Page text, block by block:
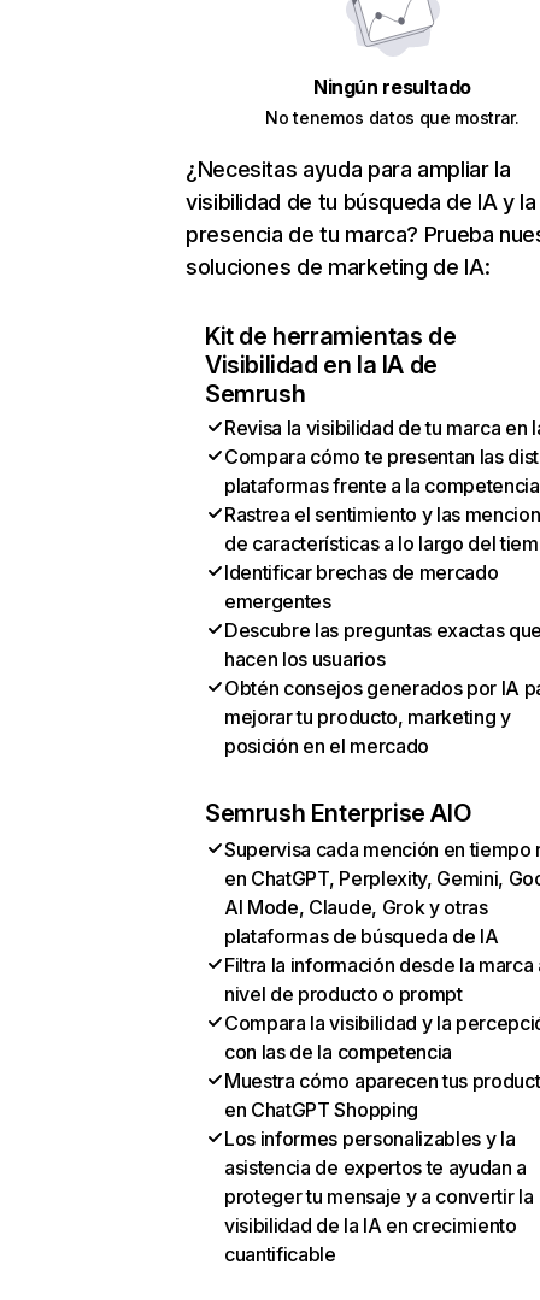
Ningún resultado
No tenemos datos que mostrar.
¿Necesitas ayuda para ampliar la
visibilidad de tu búsqueda de IA y la
presencia de tu marca? Prueba
soluciones de marketing de IA:
Kit de herramientas de
Visibilidad en la IA de
Semrush
Revisa la visibilidad de tu marca en
Compara cómo te presentan las
plataformas frente a la competencia
Rastrea el sentimiento y las
de características a lo largo del
Identificar brechas de mercado
emergentes
Descubre las preguntas exactas
hacen los usuarios
Obtén consejos generados por IA
mejorar tu producto, marketing y
posición en el mercado
Semrush Enterprise AIO
Supervisa cada mención en tiempo
en ChatGPT, Perplexity, Gemini,
AI Mode, Claude, Grok y otras
plataformas de búsqueda de IA
Filtra la información desde la marca
nivel de producto o prompt
Compara la visibilidad y la
con las de la competencia
Muestra cómo aparecen tus
en ChatGPT Shopping
Los informes personalizables y la
asistencia de expertos te ayudan a
proteger tu mensaje y a convertir la
visibilidad de la IA en crecimiento
cuantificable